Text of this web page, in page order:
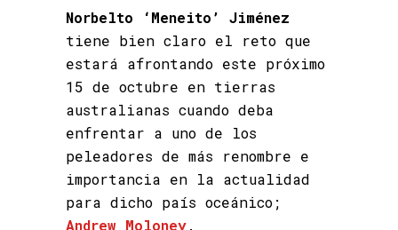
Norbelto ‘Meneito’ Jiménez
tiene bien claro el reto que
estará afrontando este próximo
15 de octubre en tierras
australianas cuando deba
enfrentar a uno de los
peleadores de más renombre e
importancia en la actualidad
para dicho país oceánico;
Andrew Moloney.